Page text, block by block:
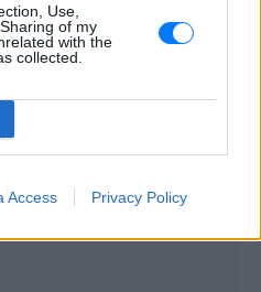
Use,
of my
with the
collected.
Access Privacy Policy